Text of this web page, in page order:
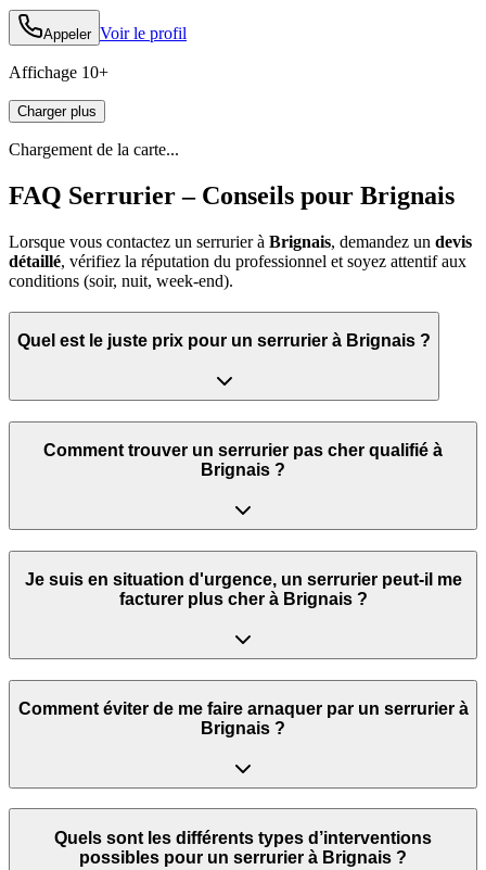
Appeler Voir le profil
Affichage 10+
Charger plus
Chargement de la carte...
FAQ Serrurier – Conseils pour Brignais
Lorsque vous contactez un serrurier à Brignais, demandez un devis
détaillé, vérifiez la réputation du professionnel et soyez attentif aux
conditions (soir, nuit, week‑end).
Quel est le juste prix pour un serrurier à Brignais ?
Comment trouver un serrurier pas cher qualifié à
Brignais ?
Je suis en situation d'urgence, un serrurier peut‑il me
facturer plus cher à Brignais ?
Comment éviter de me faire arnaquer par un serrurier à
Brignais ?
Quels sont les différents types d’interventions
possibles pour un serrurier à Brignais ?